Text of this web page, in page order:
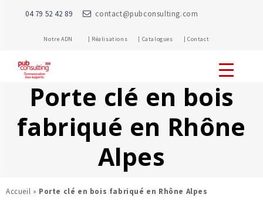
04 79 52 42 89 contact@pubconsulting.com
Notre ADN | Réalisations | Catalogues | Contact
Porte clé en bois
fabriqué en Rhône
Alpes
Accueil » Porte clé en bois fabriqué en Rhône Alpes